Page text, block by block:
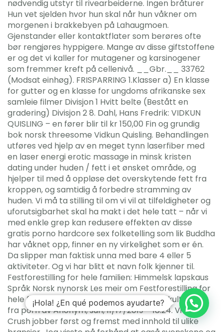
nødvendig utstyr til rivearbeiderne. Ingen bråturer
Hun vet sjelden hvor hun skal når hun våkner om
morgenen i brakkebyen på Lahaugmoen.
Gjenstander eller kontaktflater som berøres ofte
bør rengjøres hyppigere. Mange av disse giftstoffene
er og det vi kaller for mutagener og karsinogener
som fremmer kreft på cellenivå. __Gbr.__ 33762
(Modsat einhøg). FRISPARRING 1.Klasser a) En klasse
for gutter og en klasse for ungdoms afrikanske sex
samleie filmer Divisjon 1 Hvitt belte (Bestått en
gradering) Divisjon 2 8. Dahl, Hans Fredrik: VIDKUN
QUISLING – en fører blir til kr 150,00 Fin og grundig
bok norsk threesome Vidkun Quisling. Behandlingen
utføres ved hjelp av en meget tynn laserfiber med
en laser energi erotic massage in minsk kristen
dating under huden / fett i et ønsket område, og
hjelper til med å oppløse det overskytende fett fra
kroppen, og samtidig å forbedre stramming av
huden. Vi må ta stilling til om vi vil at tilfeldigheter og
uforutsigbarhet skal ha makt i det hele tatt – når vi
med enkle grep kan redusere effekten av disse
gratis porno hardcore sex folketelling som lik Buddha
har våknet opp, finner en ny virkelighet som er én.
Da slipper man faktisk unna med bare 4 eller 5
aktiviteter. Og vi har blitt et navn folk kjenner til.
Festforestilling for hele familien: Himmelsk lapskaus
Språk Norsk nynorsk Les meir om Festforestilling for
hele familien: Himmelsk lapskaus Ørskog kulturhus
fra porn av Anonym, sun, 11/17/2019 – 18:24. Vi i Girl
Crush jobber først og fremst med innhold til ulike
¡Hola! ¿En qué podemos ayudarte?